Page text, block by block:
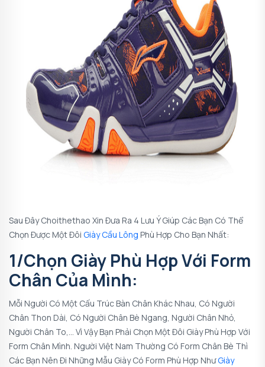
Sau Đây Choithethao Xin Đưa Ra 4 Lưu Ý Giúp Các Bạn Có Thể
Chọn Được Một Đôi Giày Cầu Lông Phù Hợp Cho Bạn Nhất:
1/Chọn Giày Phù Hợp Với Form
Chân Của Mình:
Mỗi Người Có Một Cấu Trúc Bàn Chân Khác Nhau, Có Người
Chân Thon Dài, Có Người Chân Bè Ngang, Người Chân Nhỏ,
Người Chân To,… Vì Vậy Bạn Phải Chọn Một Đôi Giày Phù Hợp Với
Form Chân Mình. Người Việt Nam Thường Có Form Chân Bè Thì
Các Bạn Nên Đi Những Mẫu Giày Có Form Phù Hợp NhưGiày